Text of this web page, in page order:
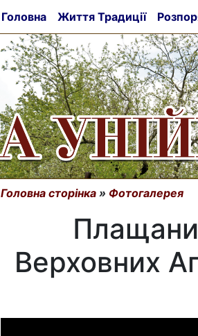
Головна Життя Традиції
Головна сторінка » Фотогалерея
Верховних